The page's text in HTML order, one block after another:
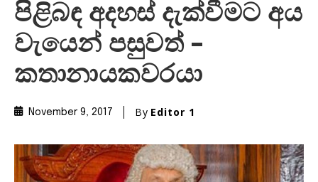
පිළිබඳ අදහස් දැක්වීමට අය
වැයෙන් පසුවත් –
කතානායකවරයා
November 9, 2017 By Editor 1